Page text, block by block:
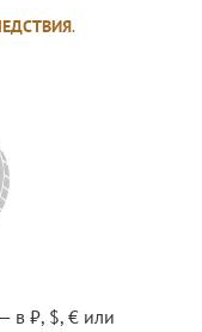
.
— в ₽, $, € или